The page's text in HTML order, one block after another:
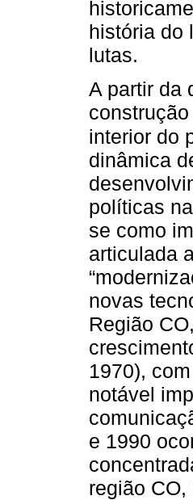
história do
lutas.
A partir da
interior do
dinâmica
políticas
se como
articulada
novas
Região
1970),
notável
e 1990
região